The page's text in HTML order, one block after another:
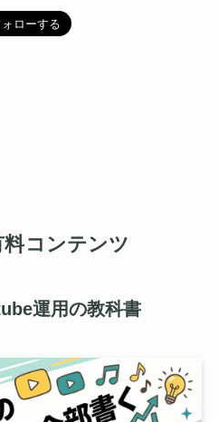
コンテンツ
運用の教科書